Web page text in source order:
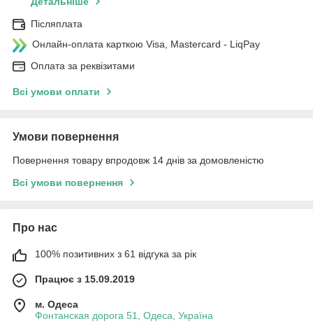
Післяплата
Онлайн-оплата карткою Visa, Mastercard - LiqPay
Оплата за реквізитами
Всі умови оплати
Умови повернення
Повернення товару впродовж 14 днів за домовленістю
Всі умови повернення
Про нас
100% позитивних з 61 відгука за рік
Працює з 15.09.2019
м. Одеса
Фонтанская дорога 51, Одеса, Україна